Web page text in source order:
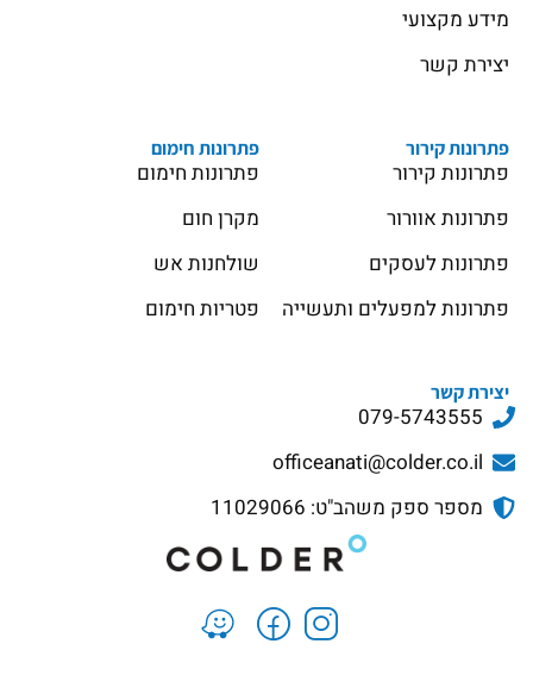
מידע מקצועי
יצירת קשר
פתרונות קירור
פתרונות קירור
פתרונות אוורור
פתרונות לעסקים
פתרונות למפעלים ותעשייה
פתרונות חימום
פתרונות חימום
מקרן חום
שולחנות אש
פטריות חימום
יצירת קשר
079-5743555
officeanati@colder.co.il
מספר ספק משהב"ט: 11029066